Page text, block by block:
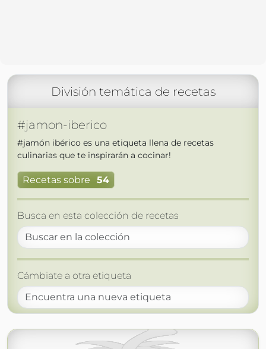
División temática de recetas
#jamon-iberico
#jamón ibérico es una etiqueta llena de recetas
culinarias que te inspirarán a cocinar!
Recetas sobre 54
Busca en esta colección de recetas
Cámbiate a otra etiqueta